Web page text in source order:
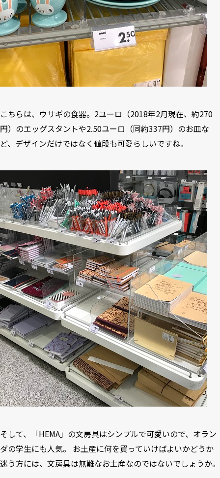
こちらは、ウサギの食器。2ユーロ（2018年2月現在、約270
円）のエッグスタントや2.50ユーロ（同約337円）のお皿な
ど、デザインだけではなく値段も可愛らしいですね。
そして、「HEMA」の文房具はシンプルで可愛いので、オラン
ダの学生にも人気。 お土産に何を買っていけばよいかどうか
迷う方には、文房具は無難なお土産なのではないでしょうか。